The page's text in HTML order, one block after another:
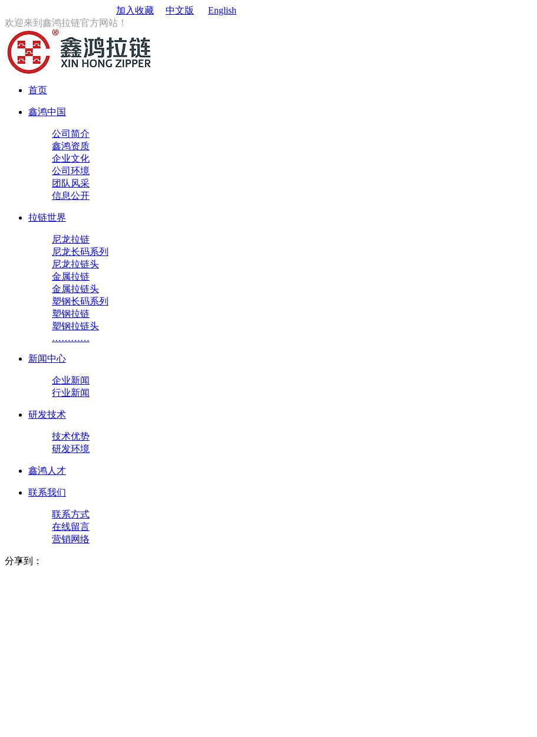
加入收藏 中文版
English
欢迎来到鑫鸿拉链官方网站！
首页
鑫鸿中国
公司简介
鑫鸿资质
企业文化
公司环境
团队风采
信息公开
拉链世界
尼龙拉链
尼龙长码系列
尼龙拉链头
金属拉链
金属拉链头
塑钢长码系列
塑钢拉链
塑钢拉链头
…………
新闻中心
企业新闻
行业新闻
研发技术
技术优势
研发环境
鑫鸿人才
联系我们
联系方式
在线留言
营销网络
分享到：